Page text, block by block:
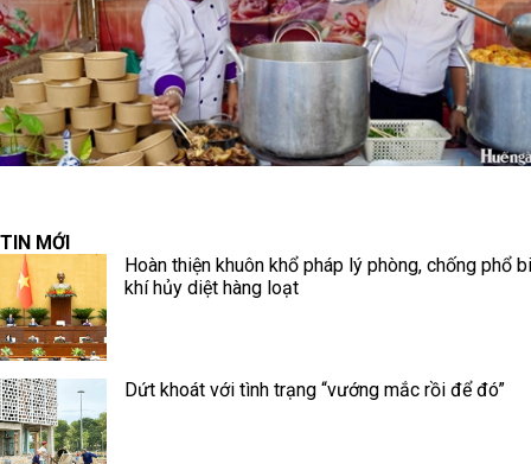
TIN MỚI
Hoàn thiện khuôn khổ pháp lý phòng, chống phổ
khí hủy diệt hàng loạt
Dứt khoát với tình trạng “vướng mắc rồi để đó”